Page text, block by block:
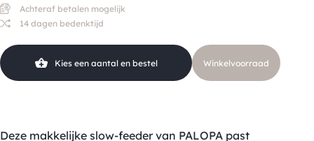
Achteraf betalen mogelijk
14 dagen bedenktijd
Kies een aantal en bestel Winkelvoorraad
Deze makkelijke slow-feeder van PALOPA past